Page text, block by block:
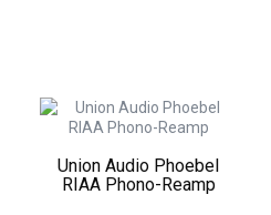
Union Audio Phoebel
RIAA Phono-Reamp